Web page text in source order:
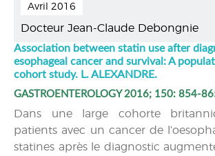
Avril 2016
Docteur Jean-Claude Debongnie
Association between statin use after
esophageal cancer and survival: A
cohort study. L. ALEXANDRE.
GASTROENTEROLOGY 2016; 150: 854-
Dans une large cohorte
patients avec un cancer de
statines après le diagnostic